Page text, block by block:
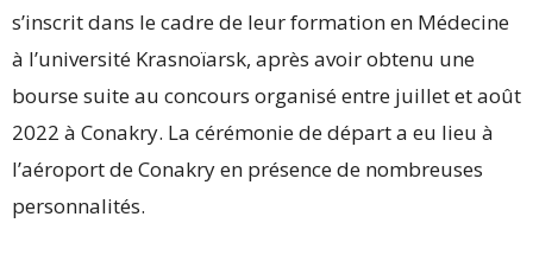
s’inscrit dans le cadre de leur formation en Médecine
à l’université Krasnoïarsk, après avoir obtenu une
bourse suite au concours organisé entre juillet et août
2022 à Conakry. La cérémonie de départ a eu lieu à
l’aéroport de Conakry en présence de nombreuses
personnalités.